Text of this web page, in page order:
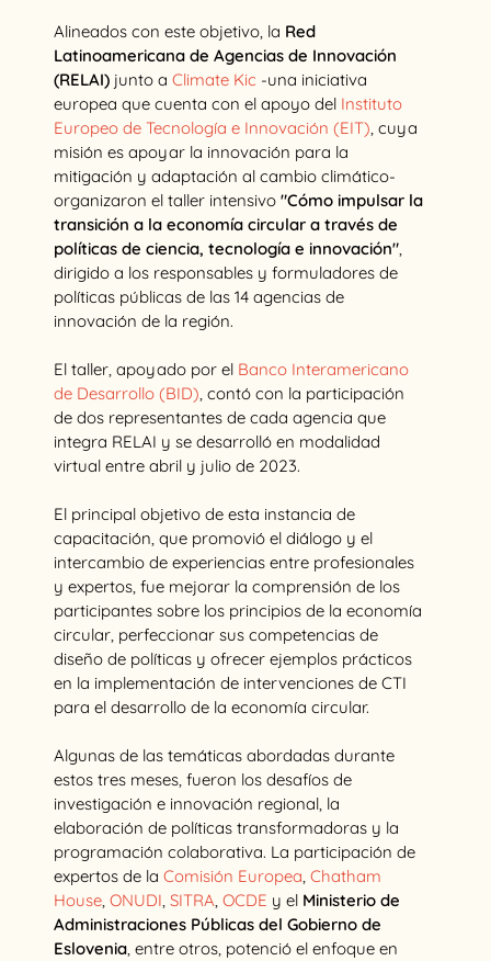
Alineados con este objetivo, la Red
Latinoamericana de Agencias de Innovación
(RELAI)junto a Climate Kic -una iniciativa
europea que cuenta con el apoyo del Instituto
Europeo de Tecnología e Innovación (EIT), cuya
misión es apoyar la innovación para la
mitigación y adaptación al cambio climático-
organizaron el taller intensivo "Cómo impulsar la
transición a la economía circular a través de
políticas de ciencia, tecnología e innovación",
dirigido a los responsables y formuladores de
políticas públicas de las 14 agencias de
innovación de la región.
El taller, apoyado por el Banco Interamericano
de Desarrollo (BID), contó con la participación
de dos representantes de cada agencia que
integra RELAI y se desarrolló en modalidad
virtual entre abril y julio de 2023.
El principal objetivo de esta instancia de
capacitación, que promovió el diálogo y el
intercambio de experiencias entre profesionales
y expertos, fue mejorar la comprensión de los
participantes sobre los principios de la economía
circular, perfeccionar sus competencias de
diseño de políticas y ofrecer ejemplos prácticos
en la implementación de intervenciones de CTI
para el desarrollo de la economía circular.
Algunas de las temáticas abordadas durante
estos tres meses, fueron los desafíos de
investigación e innovación regional, la
elaboración de políticas transformadoras y la
programación colaborativa. La participación de
expertos de la Comisión Europea, Chatham
House, ONUDI, SITRA, OCDE y el Ministerio de
Administraciones Públicas del Gobierno de
Eslovenia, entre otros, potenció el enfoque en